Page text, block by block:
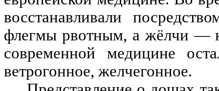
восстанавливали
флегмы рвотным, а жёлчи —
современной медицине
ветрогонное, желчегонное.